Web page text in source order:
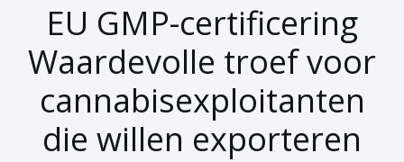
EU GMP-certificering
Waardevolle troef voor
cannabisexploitanten
die willen exporteren